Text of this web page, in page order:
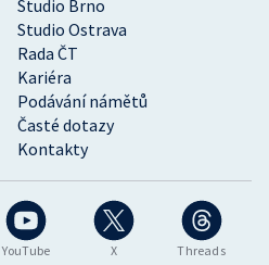
YouTube X Threads
Studio Brno
Studio Ostrava
Rada ČT
Kariéra
Podávání námětů
Časté dotazy
Kontakty